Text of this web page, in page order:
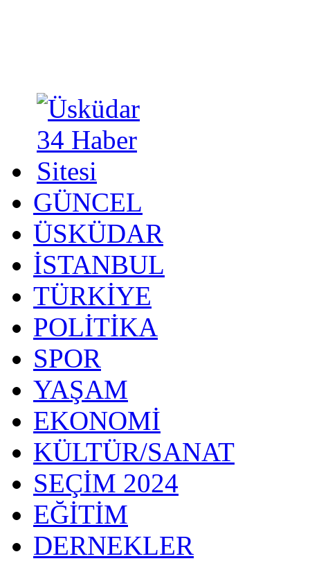
GÜNCEL
ÜSKÜDAR
İSTANBUL
TÜRKİYE
POLİTİKA
SPOR
YAŞAM
EKONOMİ
KÜLTÜR/SANAT
SEÇİM 2024
EĞİTİM
DERNEKLER